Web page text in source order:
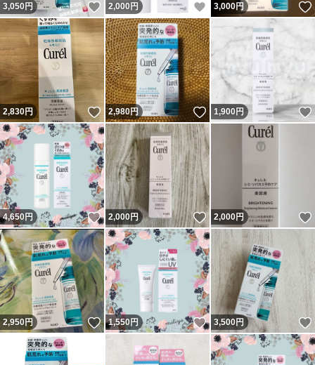
3,050円 いいね！
2,000 円 いいね！
3,000円
2,830円 いいね！
2,980円 いいね！
1,900円
4,650円 いいね！
2,000円 いいね！
2,000円
2,950円 いいね！
1,550円 いいね！
3,500円